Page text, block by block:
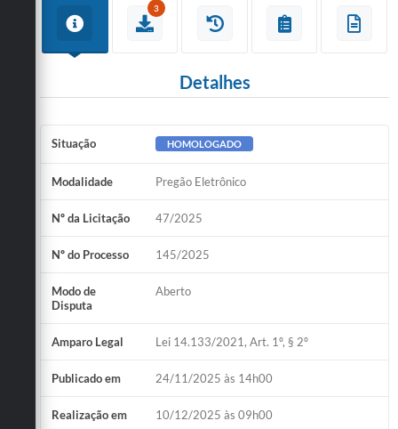
3
Detalhes
Situação HOMOLOGADO
Modalidade Pregão Eletrônico
Nº da Licitação 47/2025
Nº do Processo 145/2025
Modo de
Disputa
Aberto
Amparo Legal Lei 14.133/2021, Art. 1º, § 2º
Publicado em 24/11/2025 às 14h00
Realização em 10/12/2025 às 09h00